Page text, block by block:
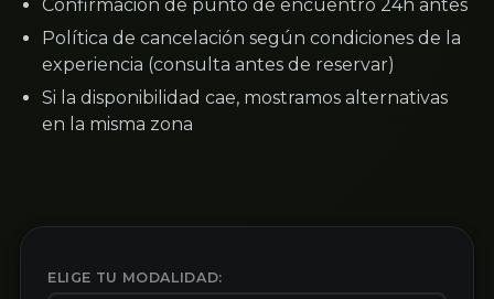
Confirmación de punto de encuentro 24h antes
Política de cancelación según condiciones de la
experiencia (consulta antes de reservar)
Si la disponibilidad cae, mostramos alternativas
en la misma zona
ELIGE TU MODALIDAD: